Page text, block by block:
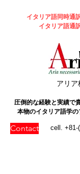
イタリア語同時通
イタリア語通
アリア
圧倒的な経験と実績で
本物のイタリア語学
Contact cell. +81-